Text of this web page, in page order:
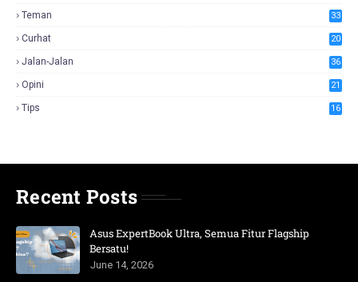
Teman 33
Curhat 20
Jalan-Jalan 36
Opini 21
Tips 16
Recent Posts
Asus ExpertBook Ultra, Semua Fitur Flagship
Bersatu!
June 14, 2026